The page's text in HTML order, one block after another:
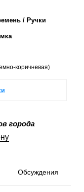
/ Ручки
коричневая)
города
Обсуждения